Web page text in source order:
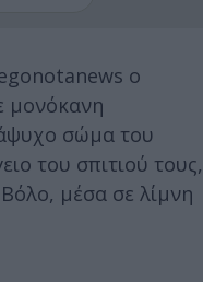
o
μονόκανη
σώμα του
του σπιτιού τους,
μέσα σε λίμνη